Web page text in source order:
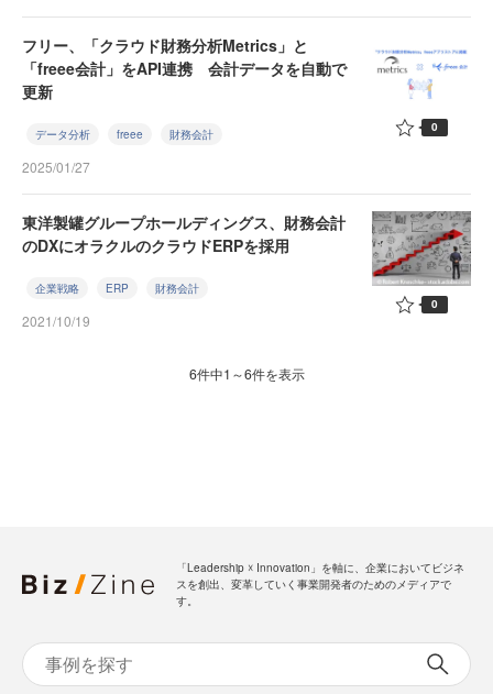
フリー、「クラウド財務分析Metrics」と
「freee会計」をAPI連携 会計データを自動で
更新
データ分析 freee 財務会計
2025/01/27
0
東洋製罐グループホールディングス、財務会計
のDXにオラクルのクラウドERPを採用
企業戦略 ERP 財務会計
2021/10/19
0
6件中1～6件を表示
「Leadership ☓ Innovation」を軸に、企業においてビジネ
スを創出、変革していく事業開発者のためのメディアで
す。